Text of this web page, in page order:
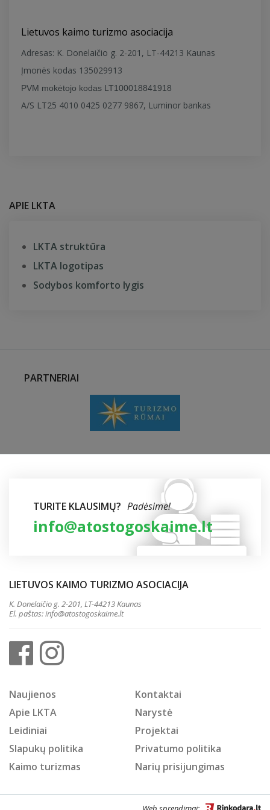
Lietuvos kaimo turizmo asociacija
Adresas: K. Donelaičio g. 2-201, LT-44213 Kaunas
Įmonės kodas 135029913
PVM mokėtojo kodas LT100018841918
A/S LT25 4010 0425 0277 9867, Luminor bankas
APIE LKTA
LKTA struktūra
LKTA logotipas
Sodybos komforto lygis
PARTNERIAI
TURITE KLAUSIMŲ? Padėsime!
info@atostogoskaime.lt
LIETUVOS KAIMO TURIZMO ASOCIACIJA
K. Donelaičio g. 2-201, LT-44213 Kaunas
El. paštas:info@atostogoskaime.lt
Naujienos
Kontaktai
Apie LKTA
Narystė
Leidiniai
Projektai
Slapukų politika
Privatumo politika
Kaimo turizmas
Narių prisijungimas